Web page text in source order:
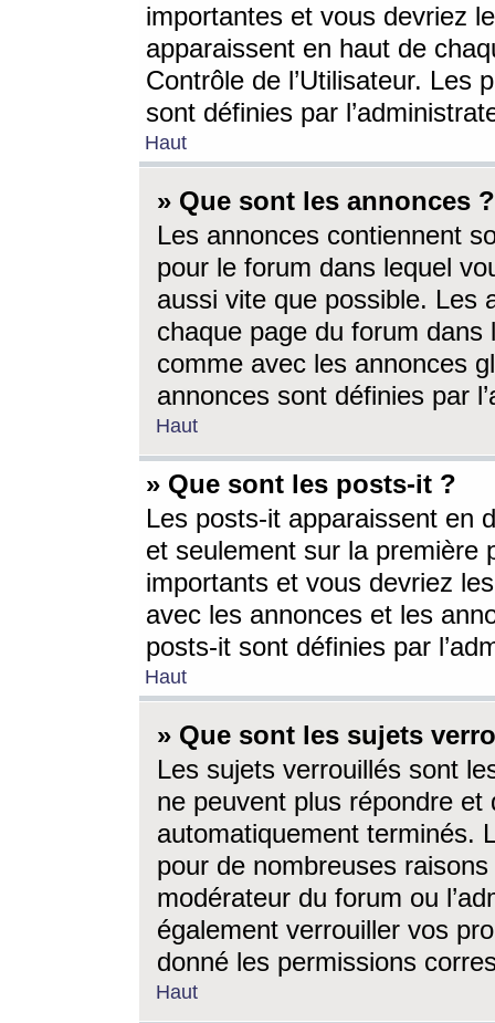
importantes et vous devriez
apparaissent en haut de
Contrôle de l’Utilisateur. Les
sont définies par
Haut
» Que sont les annonces ?
Les annonces contiennent
pour le forum dans lequel
aussi vite que possible. Les
chaque page du forum dans
comme avec les annonces
annonces sont définies par
Haut
» Que sont les posts-it ?
Les posts-it apparaissent en
et seulement sur la première
importants et vous devriez
avec les annonces et les
posts-it sont définies par
Haut
» Que sont les sujets
Les sujets verrouillés sont
ne peuvent plus répondre
automatiquement terminés.
pour de nombreuses
modérateur du forum ou
également verrouiller vos
donné les permissions
Haut